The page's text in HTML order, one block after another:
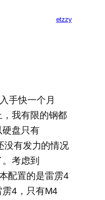
etzzy
手快一个月
我有限的钢都
硬盘只有
没有发力的情况
考虑到
配置的是雷雳4
4，只有M4